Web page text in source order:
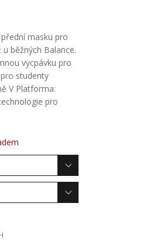
masku pro
běžných Balance.
vycpávku pro
studenty
V Platforma:
pro